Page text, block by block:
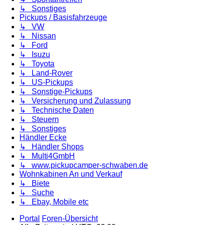
↳ Sonstiges
Pickups / Basisfahrzeuge
↳ VW
↳ Nissan
↳ Ford
↳ Isuzu
↳ Toyota
↳ Land-Rover
↳ US-Pickups
↳ Sonstige-Pickups
↳ Versicherung und Zulassung
↳ Technische Daten
↳ Steuern
↳ Sonstiges
Händler Ecke
↳ Händler Shops
↳ Multi4GmbH
↳ www.pickupcamper-schwaben.de
Wohnkabinen An und Verkauf
↳ Biete
↳ Suche
↳ Ebay, Mobile etc
Portal Foren-Übersicht